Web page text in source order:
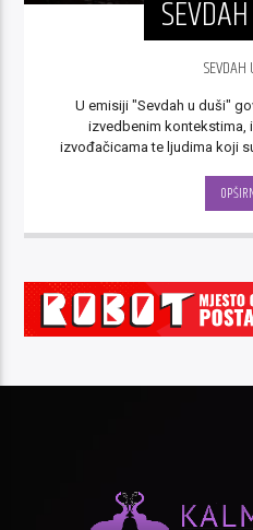
SEVDAH
U emisiji "Sevdah u duši"
izvedbenim
izvođačicama te ljudima koji